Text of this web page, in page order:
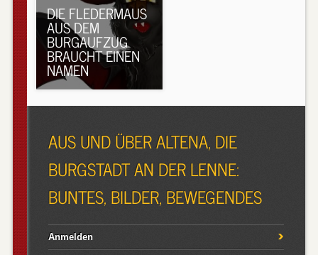
DIE FLEDERMAUS
AUS DEM
BURGAUFZUG
BRAUCHT EINEN
NAMEN
AUS UND ÜBER ALTENA, DIE
BURGSTADT AN DER LENNE:
BUNTES, BILDER, BEWEGENDES
Anmelden